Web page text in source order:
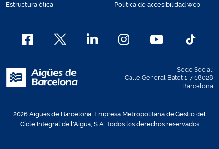
Estructura ética Política de accesibilidad web
Sede Social:
Calle General Batet 1-7 08028
Barcelona
2026 Aigües de Barcelona, Empresa Metropolitana de Gestió del
Cicle Integral de l'Aigua, S.A. Todos los derechos reservados